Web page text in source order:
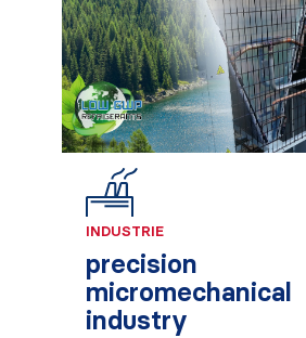
INDUSTRIE
precision
micromechanical
industry